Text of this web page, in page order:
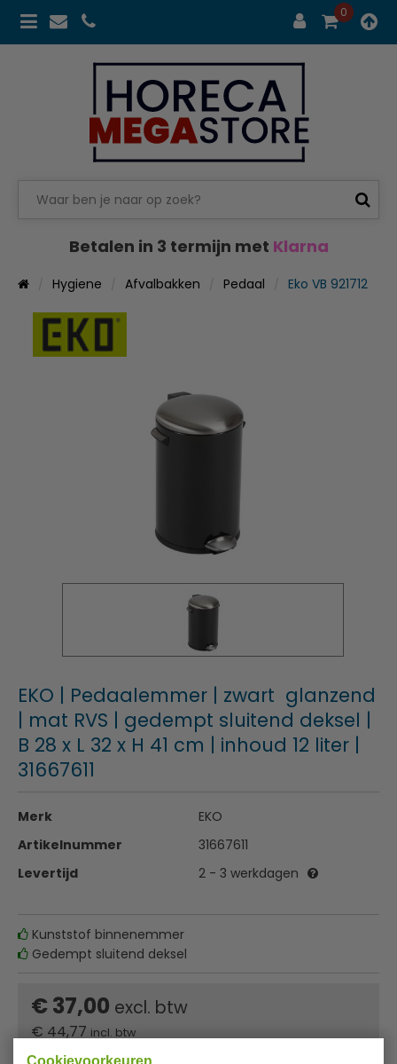
Cookievoorkeuren
0
Betalen in 3 termijn met Klarna
Hygiene Afvalbakken Pedaal Eko VB 921712
EKO | Pedaalemmer | zwart glanzend
| mat RVS | gedempt sluitend deksel |
B 28 x L 32 x H 41 cm | inhoud 12 liter |
31667611
Merk
EKO
Artikelnummer
31667611
Levertijd
2 - 3 werkdagen
Kunststof binnenemmer
Gedempt sluitend deksel
€ 37,00 excl. btw
€ 44,77 incl. btw